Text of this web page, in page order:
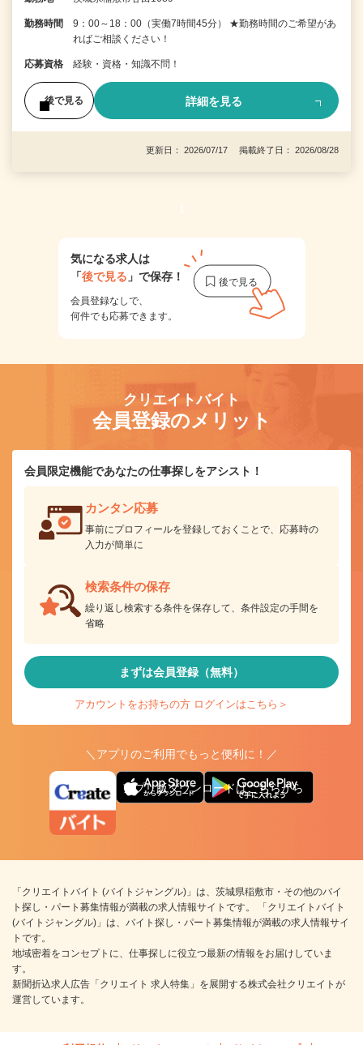
勤務時間
9：00～18：00（実働7時間45分） ★勤務時間のご希望があ
ればご相談ください！
応募資格 経験・資格・知識不問！
後で見る 詳細を見る
更新日： 2026/07/17 掲載終了日： 2026/08/28
1
気になる求人は
「後で見る 」で保存！
会員登録なしで、
何件でも応募できます。
クリエイトバイト
会員登録のメリット
会員限定機能であなたの仕事探しをアシスト！
カンタン応募
事前にプロフィールを登録しておくことで、応募時の
入力が簡単に
検索条件の保存
繰り返し検索する条件を保存して、条件設定の手間を
省略
まずは会員登録（無料）
アカウントをお持ちの方 ログインはこちら＞
＼アプリのご利用でもっと便利に！／
アプリ版ダウンロードはこちらから
「クリエイトバイト (バイトジャングル)」は、茨城県稲敷市・その他のバイ
ト探し・パート募集情報が満載の求人情報サイトです。 「クリエイトバイト
(バイトジャングル)」は、バイト探し・パート募集情報が満載の求人情報サイ
トです。
地域密着をコンセプトに、仕事探しに役立つ最新の情報をお届けしていま
す。
新聞折込求人広告「クリエイト 求人特集」を展開する株式会社クリエイトが
運営しています。